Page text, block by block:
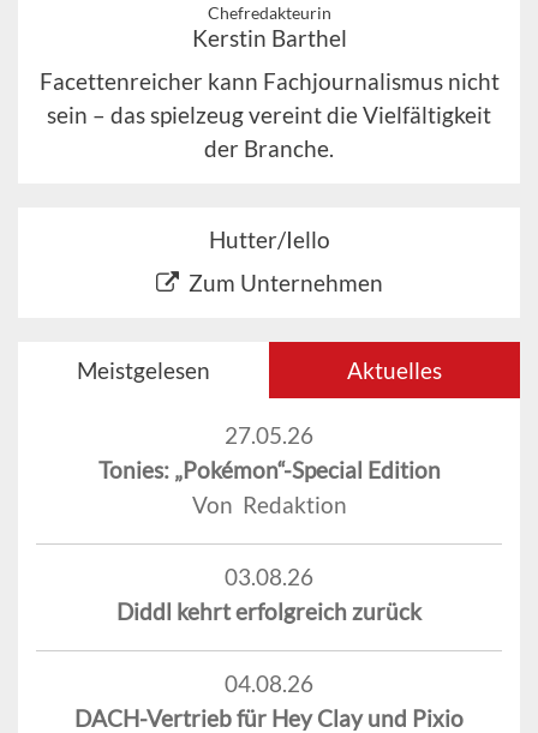
Chefredakteurin
Kerstin Barthel
Facettenreicher kann Fachjournalismus nicht
sein – das spielzeug vereint die Vielfältigkeit
der Branche.
Hutter/Iello
Zum Unternehmen
Meistgelesen Aktuelles
27.05.26
Tonies: „Pokémon“-Special Edition
Von Redaktion
03.08.26
Diddl kehrt erfolgreich zurück
04.08.26
DACH-Vertrieb für Hey Clay und Pixio